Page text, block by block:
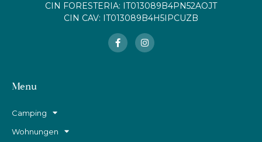
CIN FORESTERIA: IT013089B4PN52AOJT
CIN CAV: IT013089B4H5IPCUZB
Menu
Camping
Wohnungen